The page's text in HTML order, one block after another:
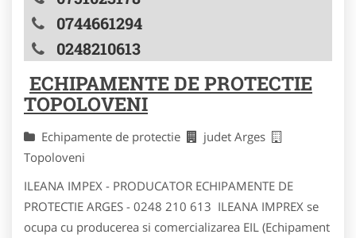
0744661294
0248210613
ECHIPAMENTE DE PROTECTIE
TOPOLOVENI
Echipamente de protectie
judet Arges
Topoloveni
ILEANA IMPEX - PRODUCATOR ECHIPAMENTE DE
PROTECTIE ARGES - 0248 210 613 ILEANA IMPREX se
ocupa cu producerea si comercializarea EIL (Echipament